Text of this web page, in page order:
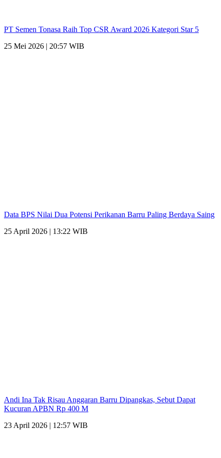
PT Semen Tonasa Raih Top CSR Award 2026 Kategori Star 5
25 Mei 2026 | 20:57 WIB
Data BPS Nilai Dua Potensi Perikanan Barru Paling Berdaya Saing
25 April 2026 | 13:22 WIB
Andi Ina Tak Risau Anggaran Barru Dipangkas, Sebut Dapat
Kucuran APBN Rp 400 M
23 April 2026 | 12:57 WIB